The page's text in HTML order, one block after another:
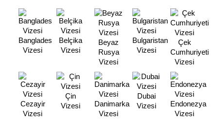
Banglades
Vizesi
Belçika
Vizesi
Beyaz
Rusya
Vizesi
Bulgaristan
Vizesi
Çek
Cumhuriyeti
Vizesi
Cezayir
Vizesi
Çin
Vizesi
Danimarka
Vizesi
Dubai
Vizesi
Endonezya
Vizesi